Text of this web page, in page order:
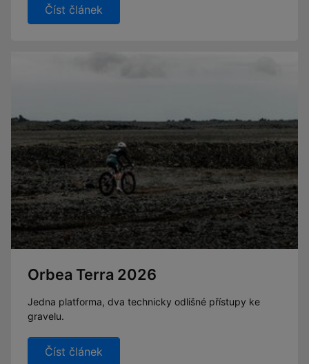
Číst článek
Orbea Terra 2026
Jedna platforma, dva technicky odlišné přístupy ke
gravelu.
Číst článek